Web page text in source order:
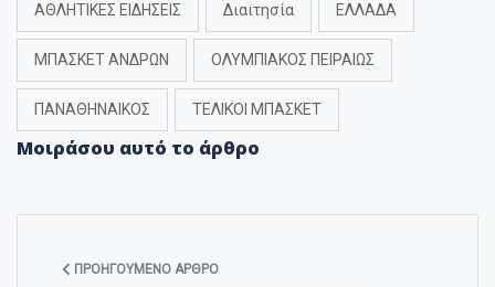
ΑΘΛΗΤΙΚΕΣ ΕΙΔΗΣΕΙΣ Διαιτησία ΕΛΛΑΔΑ
ΜΠΑΣΚΕΤ ΑΝΔΡΩΝ ΟΛΥΜΠΙΑΚΟΣ ΠΕΙΡΑΙΩΣ
ΠΑΝΑΘΗΝΑΙΚΟΣ ΤΕΛΙΚΟΙ ΜΠΑΣΚΕΤ
Μοιράσου αυτό το άρθρο
ΠΡΟΗΓΟΎΜΕΝΟ ΆΡΘΡΟ